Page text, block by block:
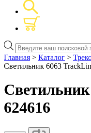
Поиск
товаров
Главная > Каталог >
Светильник 6063
624616